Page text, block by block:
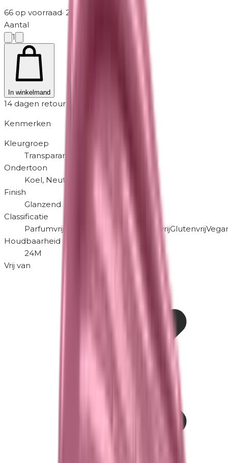
66 op voorraad· 2-5 werkdagen
Aantal
1
In winkelmand
14 dagen retour
Kenmerken
Kleurgroep
Transparant
Ondertoon
Koel, Neutraal, Warm
Finish
Glanzend
Classificatie
Parfumvrij
DierproefvrijGlutenvrij
Houdbaarheid na openen
24M
Vrij van